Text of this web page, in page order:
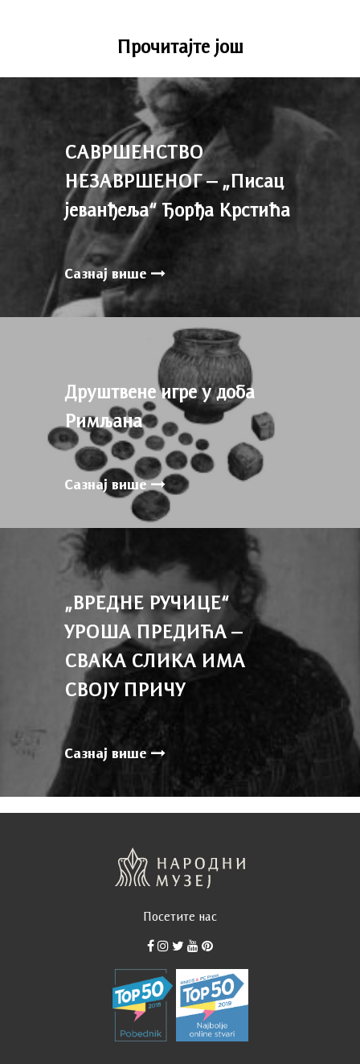
Прочитајте још
САВРШЕНСТВО
НЕЗАВРШЕНОГ – „Писац
јеванђеља“ Ђорђа Крстића
Сазнај више
Друштвене игре у доба
Римљана
Сазнај више
„ВРЕДНЕ РУЧИЦЕ“
УРОША ПРЕДИЋА –
СВАКА СЛИКА ИМА
СВОЈУ ПРИЧУ
Сазнај више
Посетите нас